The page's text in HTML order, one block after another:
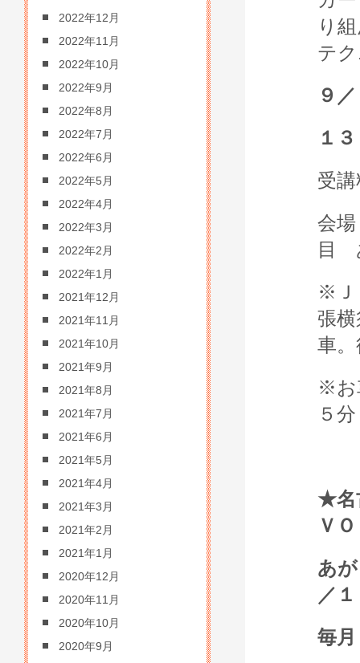
り
テ
９
１
受
会
目
※Ｊ
張
車
※お
５分
★名
Ｖ
あ
／
毎
2022年12月
2022年11月
2022年10月
2022年9月
2022年8月
2022年7月
2022年6月
2022年5月
2022年4月
2022年3月
2022年2月
2022年1月
2021年12月
2021年11月
2021年10月
2021年9月
2021年8月
2021年7月
2021年6月
2021年5月
2021年4月
2021年3月
2021年2月
2021年1月
2020年12月
2020年11月
2020年10月
2020年9月